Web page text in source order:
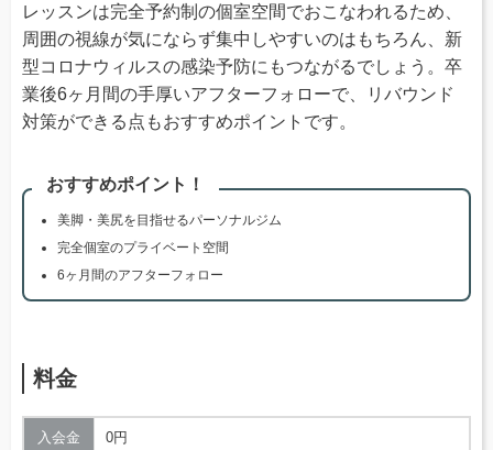
レッスンは完全予約制の個室空間でおこなわれるため、
周囲の視線が気にならず集中しやすいのはもちろん、新
型コロナウィルスの感染予防にもつながるでしょう。卒
業後6ヶ月間の手厚いアフターフォローで、リバウンド
対策ができる点もおすすめポイントです。
おすすめポイント！
美脚・美尻を目指せるパーソナルジム
完全個室のプライベート空間
6ヶ月間のアフターフォロー
料金
入会金 0円